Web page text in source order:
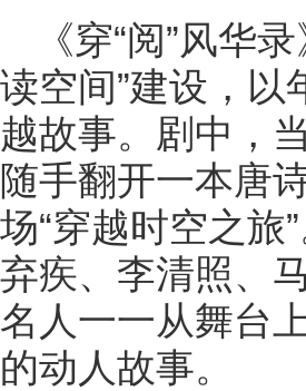
《穿“阅”风华
读空间”建设，
越故事。剧中，
随手翻开一本唐
场“穿越时空之旅
弃疾、李清照、
名人一一从舞台
的动人故事。